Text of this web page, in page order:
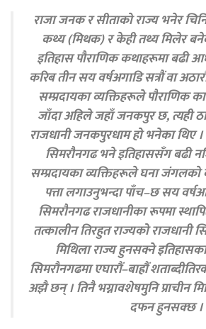
राजा जनक र सीताको राज्य भनेर
कथ्य (मिथक) र केही तथ्य मिलेर
इतिहास पौराणिक कथाहरूमा बढी
करिब तीन सय वर्षअगाडि सत्रौं वा
सम्प्रदायका व्यक्तिहरूले पौराणिक
जाँदा अहिले जहाँ जनकपुर छ, त्यही
राजधानी जनकपुरधाम हो भनेका थिए ।
सिमरौनगढ भने इतिहाससँग बढी
सम्प्रदायका व्यक्तिहरूले घना
पत्ता लगाउनुभन्दा पाँच–छ सय
सिमरौनगढ राजधानीका रूपमा
तत्कालीन तिरहुत राज्यको राजधानी
मिथिला राज्य हुनसक्ने
सिमरौनगढमा एघारौं–बाह्रौं
अझै छन् । तिनै भग्नावशेषमुनि प्राचीन
दफन हुनसक्छ ।